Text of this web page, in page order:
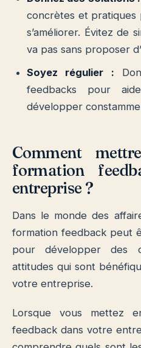
concrètes et pratiques
s’améliorer. Évitez de
va pas sans proposer
Soyez régulier :
feedbacks pour
développer
Comment
formation
entreprise ?
Dans le monde des
formation feedback peut
pour développer des
attitudes qui sont
votre entreprise.
Lorsque vous mettez
feedback dans votre